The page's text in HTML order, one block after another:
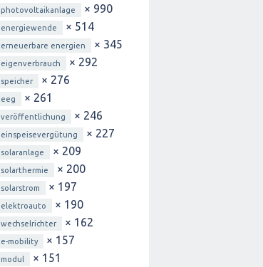
photovoltaikanlage × 990
energiewende × 514
erneuerbare energien × 345
eigenverbrauch × 292
speicher × 276
eeg × 261
veröffentlichung × 246
einspeisevergütung × 227
solaranlage × 209
solarthermie × 200
solarstrom × 197
elektroauto × 190
wechselrichter × 162
e-mobility × 157
modul × 151